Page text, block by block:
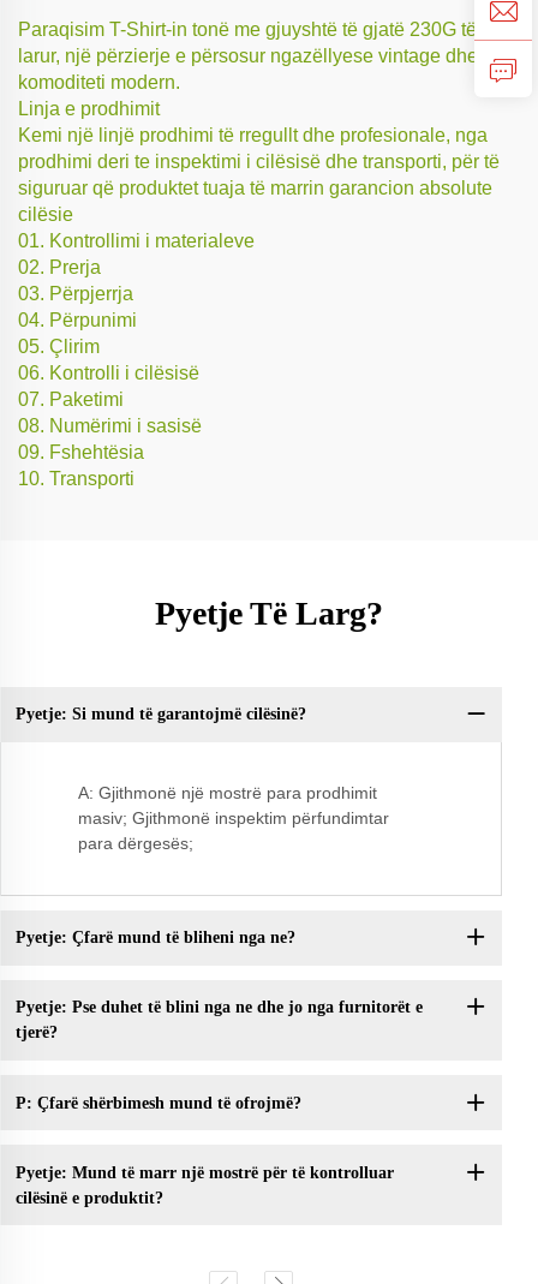
Paraqisim T-Shirt-in tonë me gjuyshtë të gjatë 230G të
larur, një përzierje e përsosur ngazëllyese vintage dhe
komoditeti modern.
Linja e prodhimit
Kemi një linjë prodhimi të rregullt dhe profesionale, nga
prodhimi deri te inspektimi i cilësisë dhe transporti, për të
siguruar që produktet tuaja të marrin garancion absolute
cilësie
01. Kontrollimi i materialeve
02. Prerja
03. Përpjerrja
04. Përpunimi
05. Çlirim
06. Kontrolli i cilësisë
07. Paketimi
08. Numërimi i sasisë
09. Fshehtësia
10. Transporti
Pyetje Të Larg?
Pyetje: Si mund të garantojmë cilësinë?
A: Gjithmonë një mostrë para prodhimit
masiv; Gjithmonë inspektim përfundimtar
para dërgesës;
Pyetje: Çfarë mund të bliheni nga ne?
Pyetje: Pse duhet të blini nga ne dhe jo nga furnitorët e
tjerë?
P: Çfarë shërbimesh mund të ofrojmë?
Pyetje: Mund të marr një mostrë për të kontrolluar
cilësinë e produktit?